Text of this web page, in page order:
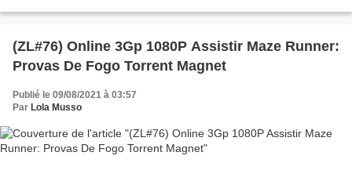
(ZL#76) Online 3Gp 1080P Assistir Maze Runner:
Provas De Fogo Torrent Magnet
Publié le 09/08/2021 à 03:57
Par Lola Musso